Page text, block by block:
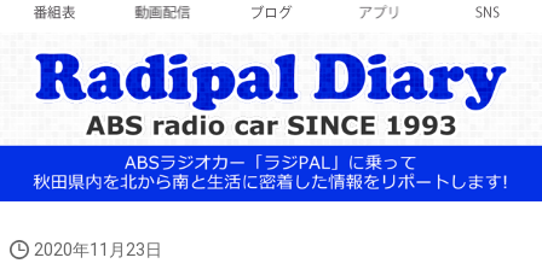
2020年11月23日